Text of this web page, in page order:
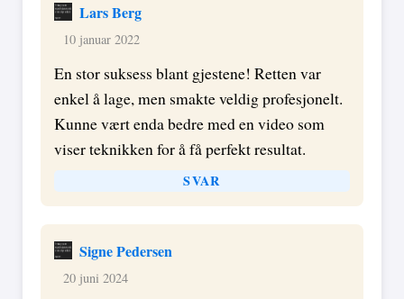
Lars Berg
10 januar 2022
En stor suksess blant gjestene! Retten var
enkel å lage, men smakte veldig profesjonelt.
Kunne vært enda bedre med en video som
viser teknikken for å få perfekt resultat.
SVAR
Signe Pedersen
20 juni 2024